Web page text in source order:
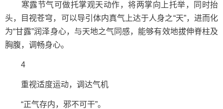
寒露节气可做托掌观天动作，将两掌向上托举，同时抬
头，目视苍穹，可以导引体内真气上达于人身之“天”，进而化
为“甘露”润泽身心，与天地之气同感，能够有效地拔伸脊柱及
胸腹，调畅身心。
4
重视适度运动，调达气机
“正气存内，邪不可干”。